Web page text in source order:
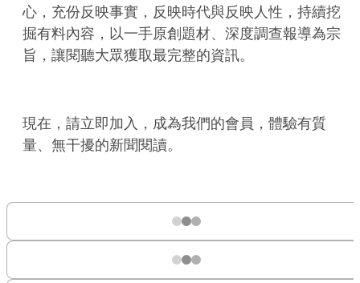
心，充份反映事實，反映時代與反映人性，持續挖
掘有料內容，以一手原創題材、深度調查報導為宗
旨，讓閱聽大眾獲取最完整的資訊。
現在，請立即加入，成為我們的會員，體驗有質
量、無干擾的新聞閱讀。